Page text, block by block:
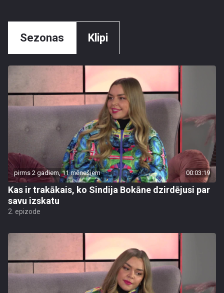
Sezonas Klipi
pirms 2 gadiem, 11 mēnešiem 00:03:19
Kas ir trakākais, ko Sindija Bokāne dzirdējusi par
savu izskatu
2. epizode